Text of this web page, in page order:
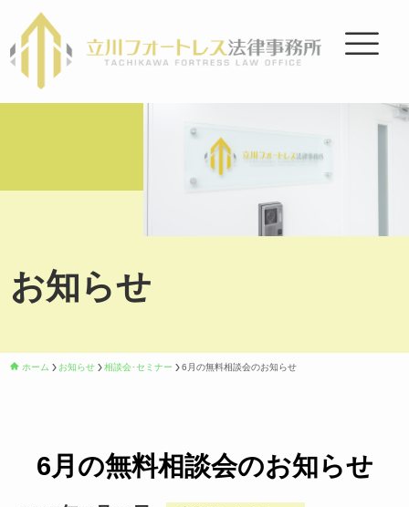
お知らせ
ホーム お知らせ 相談会･セミナー 6月の無料相談会のお知らせ
6月の無料相談会のお知らせ